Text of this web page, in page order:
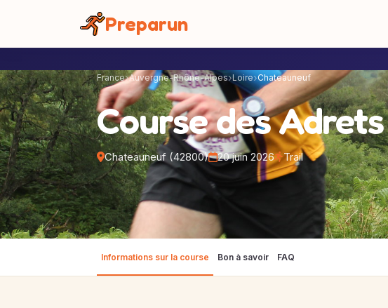
Preparun
France Auvergne-Rhône-Alpes Loire Chateauneuf
Course des Adrets
Chateauneuf (42800) 20 juin 2026 Trail
Informations sur la course Bon à savoir FAQ